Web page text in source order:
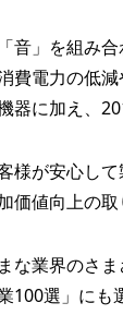
音」を組み
費電力の低
器に加え、
様が安心し
価値向上の取
な業界のさ
100選」にも